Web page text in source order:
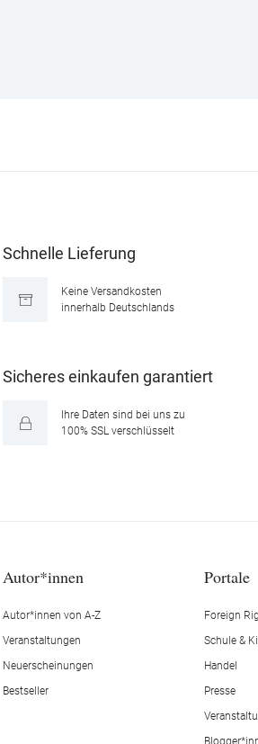
Schnelle Lieferung
Keine Versandkosten
innerhalb Deutschlands
Sicheres einkaufen garantiert
Ihre Daten sind bei uns zu
100% SSL verschlüsselt
Autor*innen
Autor*innen von A-Z
Veranstaltungen
Neuerscheinungen
Bestseller
Portale
Foreign
Schule &
Handel
Presse